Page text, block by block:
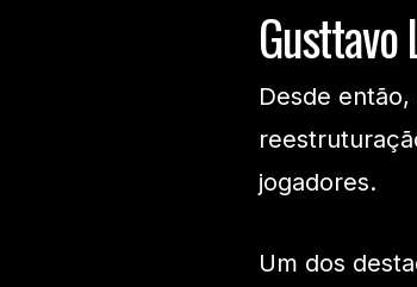
Desde
jogadores.
Um dos